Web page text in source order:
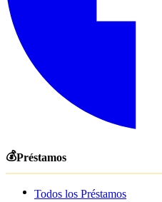
💰Préstamos
Todos los Préstamos